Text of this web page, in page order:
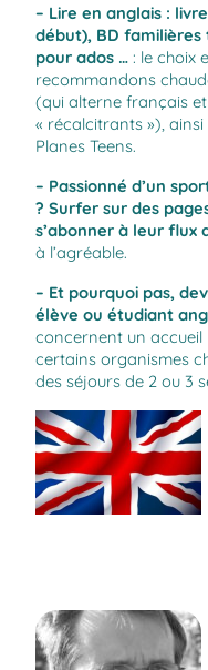
– Lire en anglais :
début), BD familières
pour ados … : le choix
recommandons
(qui alterne français
« récalcitrants »),
Planes Teens.
– Passionné d’un
? Surfer sur des
s’abonner à leur flux
à l’agréable.
– Et pourquoi pas,
élève ou étudiant
concernent un
certains organismes
des séjours de 2 ou 3